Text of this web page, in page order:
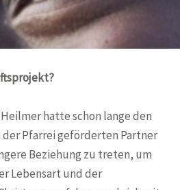
hatte schon lange den
der Pfarrei geförderten Partner
Beziehung zu treten, um
Lebensart und der